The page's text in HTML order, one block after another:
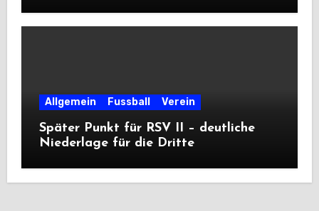
Allgemein Fussball Verein
Später Punkt für RSV II – deutliche
Niederlage für die Dritte